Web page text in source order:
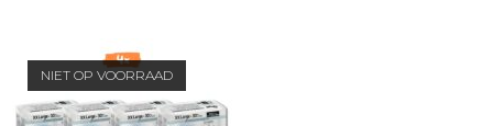
NIET OP VOORRAAD